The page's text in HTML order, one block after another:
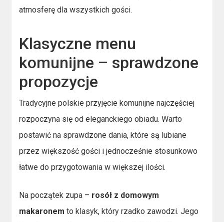
atmosferę dla wszystkich gości.
Klasyczne menu
komunijne – sprawdzone
propozycje
Tradycyjne polskie przyjęcie komunijne najczęściej
rozpoczyna się od eleganckiego obiadu. Warto
postawić na sprawdzone dania, które są lubiane
przez większość gości i jednocześnie stosunkowo
łatwe do przygotowania w większej ilości.
Na początek zupa – rosół z domowym
makaronem to klasyk, który rzadko zawodzi. Jego